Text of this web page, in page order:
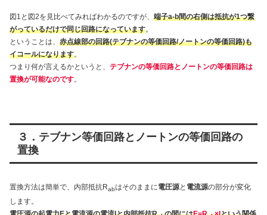
図1と図2を見比べてみればわかるのですが、 端子a-b間の右側は抵抗が1つ繋
がっているだけで同じ回路になっています。
ということは、 赤点線部の回路(テブナンの等価回路/ノートンの等価回路)も
イコールになります。
つまり何が言えるかというと、 テブナンの等価回路とノートンの等価回路は
置換が可能なのです。
３．テブナン等価回路とノートンの等価回路の
置換
置換方法は簡単で、内部抵抗Rabはそのままに電圧源と 電流源の部分が変化
します。